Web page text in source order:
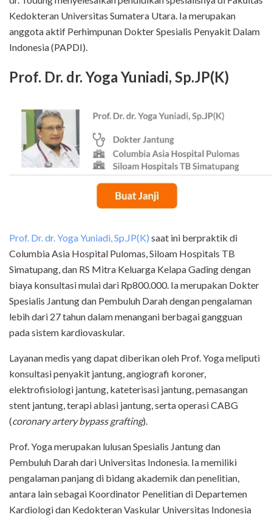
Kedokteran Universitas Sumatera Utara. Ia merupakan
anggota aktif Perhimpunan Dokter Spesialis Penyakit Dalam
Indonesia (PAPDI).
Prof. Dr. dr. Yoga Yuniadi, Sp.JP(K)
Prof. Dr. dr. Yoga Yuniadi, Sp.JP(K) saat ini berpraktik di
Columbia Asia Hospital Pulomas, Siloam Hospitals TB
Simatupang, dan RS Mitra Keluarga Kelapa Gading dengan
biaya konsultasi mulai dari Rp800.000. Ia merupakan Dokter
Spesialis Jantung dan Pembuluh Darah dengan pengalaman
lebih dari 27 tahun dalam menangani berbagai gangguan
pada sistem kardiovaskular.
Layanan medis yang dapat diberikan oleh Prof. Yoga meliputi
konsultasi penyakit jantung, angiografi koroner,
elektrofisiologi jantung, kateterisasi jantung, pemasangan
stent jantung, terapi ablasi jantung, serta operasi CABG
(coronary artery bypass grafting).
Prof. Yoga merupakan lulusan Spesialis Jantung dan
Pembuluh Darah dari Universitas Indonesia. Ia memiliki
pengalaman panjang di bidang akademik dan penelitian,
antara lain sebagai Koordinator Penelitian di Departemen
Kardiologi dan Kedokteran Vaskular Universitas Indonesia